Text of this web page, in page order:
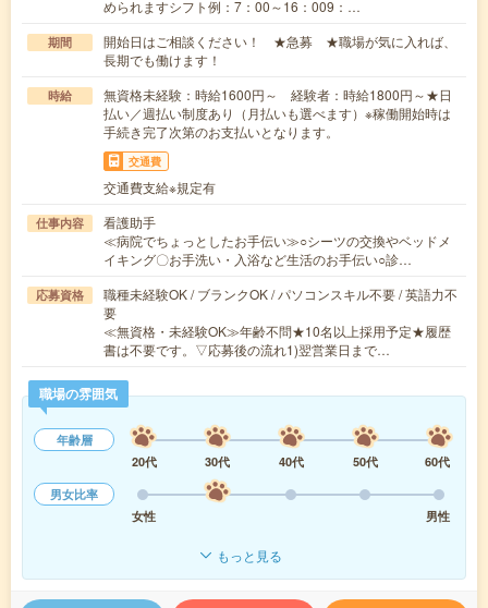
められますシフト例：7：00～16：009：…
期間
開始日はご相談ください！ ★急募 ★職場が気に入れば、
長期でも働けます！
時給
無資格未経験：時給1600円～ 経験者：時給1800円～★日
払い／週払い制度あり（月払いも選べます）※稼働開始時は
手続き完了次第のお支払いとなります。
交通費
交通費支給※規定有
仕事内容
看護助手
≪病院でちょっとしたお手伝い≫○シーツの交換やベッドメ
イキング〇お手洗い・入浴など生活のお手伝い○診…
応募資格
職種未経験OK / ブランクOK / パソコンスキル不要 / 英語力不
要
≪無資格・未経験OK≫年齢不問★10名以上採用予定★履歴
書は不要です。▽応募後の流れ1)翌営業日まで…
職場の雰囲気
年齢層
20代
30代 40代 50代
60代
男女比率
女性
男性
もっと見る